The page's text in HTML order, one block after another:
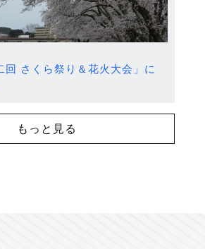
回 さくら祭り＆花火大会」に
もっと見る